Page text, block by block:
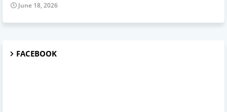
June 18, 2026
FACEBOOK